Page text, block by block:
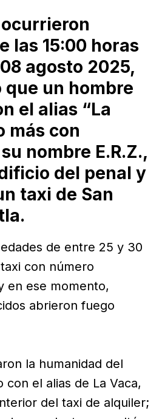
las 15:00 horas
agosto 2025,
que un hombre
el alias “La
más con
nombre E.R.Z.,
del penal y
taxi de San
de entre 25 y 30
con número
en ese momento,
abrieron fuego
la humanidad del
el alias de La Vaca,
del taxi de alquiler;